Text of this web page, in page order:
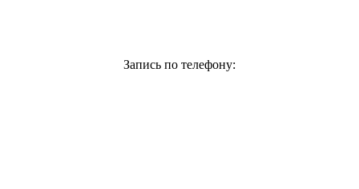
Запись по телефону: